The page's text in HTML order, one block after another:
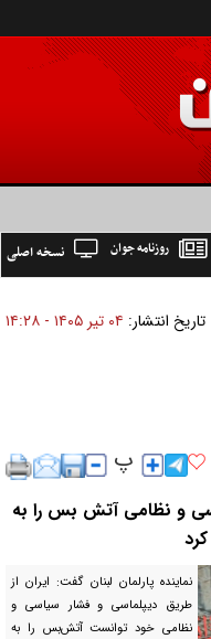
نسخه اصلی روزنامه جوان
تاریخ انتشار: ۰۴ تير ۱۴۰۵ - ۱۴:۲۸
و نظامی آتش بس را به
نماینده پارلمان لبنان گفت: ایران از
طریق دیپلماسی و فشار سیاسی و
نظامی خود توانست آتش‌بس را به